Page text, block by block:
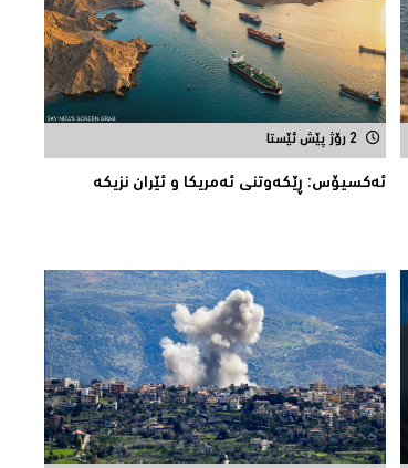
2 رۆژ پێش ئێستا
ئه‌كسیۆس: ڕێكه‌وتنی ئه‌مریكا و ئێران نزیكه‌